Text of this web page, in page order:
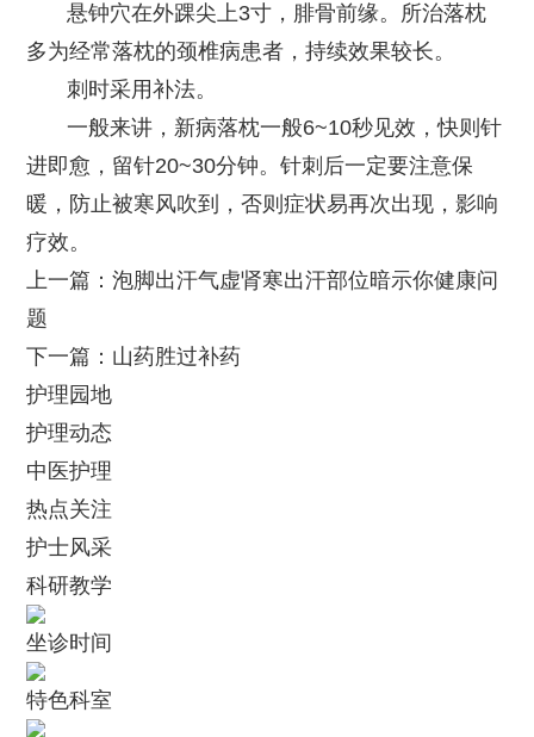
悬钟穴在外踝尖上3寸，腓骨前缘。所治落枕
多为经常落枕的颈椎病患者，持续效果较长。
刺时采用补法。
一般来讲，新病落枕一般6~10秒见效，快则针
进即愈，留针20~30分钟。针刺后一定要注意保
暖，防止被寒风吹到，否则症状易再次出现，影响
疗效。
上一篇：泡脚出汗气虚肾寒出汗部位暗示你健康问
题
下一篇：山药胜过补药
护理园地
护理动态
中医护理
热点关注
护士风采
科研教学
坐诊时间
特色科室